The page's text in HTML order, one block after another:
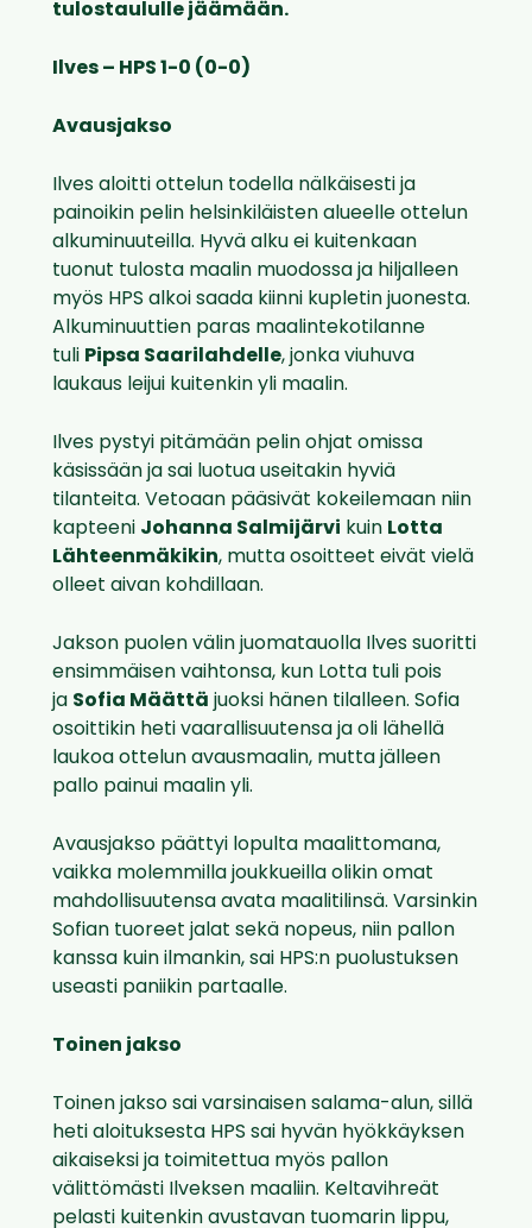
tulostaululle jäämään.
Ilves – HPS 1-0 (0-0)
Avausjakso
Ilves aloitti ottelun todella nälkäisesti ja
painoikin pelin helsinkiläisten alueelle ottelun
alkuminuuteilla. Hyvä alku ei kuitenkaan
tuonut tulosta maalin muodossa ja hiljalleen
myös HPS alkoi saada kiinni kupletin juonesta.
Alkuminuuttien paras maalintekotilanne
tuli Pipsa Saarilahdelle, jonka viuhuva
laukaus leijui kuitenkin yli maalin.
Ilves pystyi pitämään pelin ohjat omissa
käsissään ja sai luotua useitakin hyviä
tilanteita. Vetoaan pääsivät kokeilemaan niin
kapteeni Johanna Salmijärvi kuin Lotta
Lähteenmäkikin, mutta osoitteet eivät vielä
olleet aivan kohdillaan.
Jakson puolen välin juomatauolla Ilves suoritti
ensimmäisen vaihtonsa, kun Lotta tuli pois
ja Sofia Määttä juoksi hänen tilalleen. Sofia
osoittikin heti vaarallisuutensa ja oli lähellä
laukoa ottelun avausmaalin, mutta jälleen
pallo painui maalin yli.
Avausjakso päättyi lopulta maalittomana,
vaikka molemmilla joukkueilla olikin omat
mahdollisuutensa avata maalitilinsä. Varsinkin
Sofian tuoreet jalat sekä nopeus, niin pallon
kanssa kuin ilmankin, sai HPS:n puolustuksen
useasti paniikin partaalle.
Toinen jakso
Toinen jakso sai varsinaisen salama-alun, sillä
heti aloituksesta HPS sai hyvän hyökkäyksen
aikaiseksi ja toimitettua myös pallon
välittömästi Ilveksen maaliin. Keltavihreät
pelasti kuitenkin avustavan tuomarin lippu,